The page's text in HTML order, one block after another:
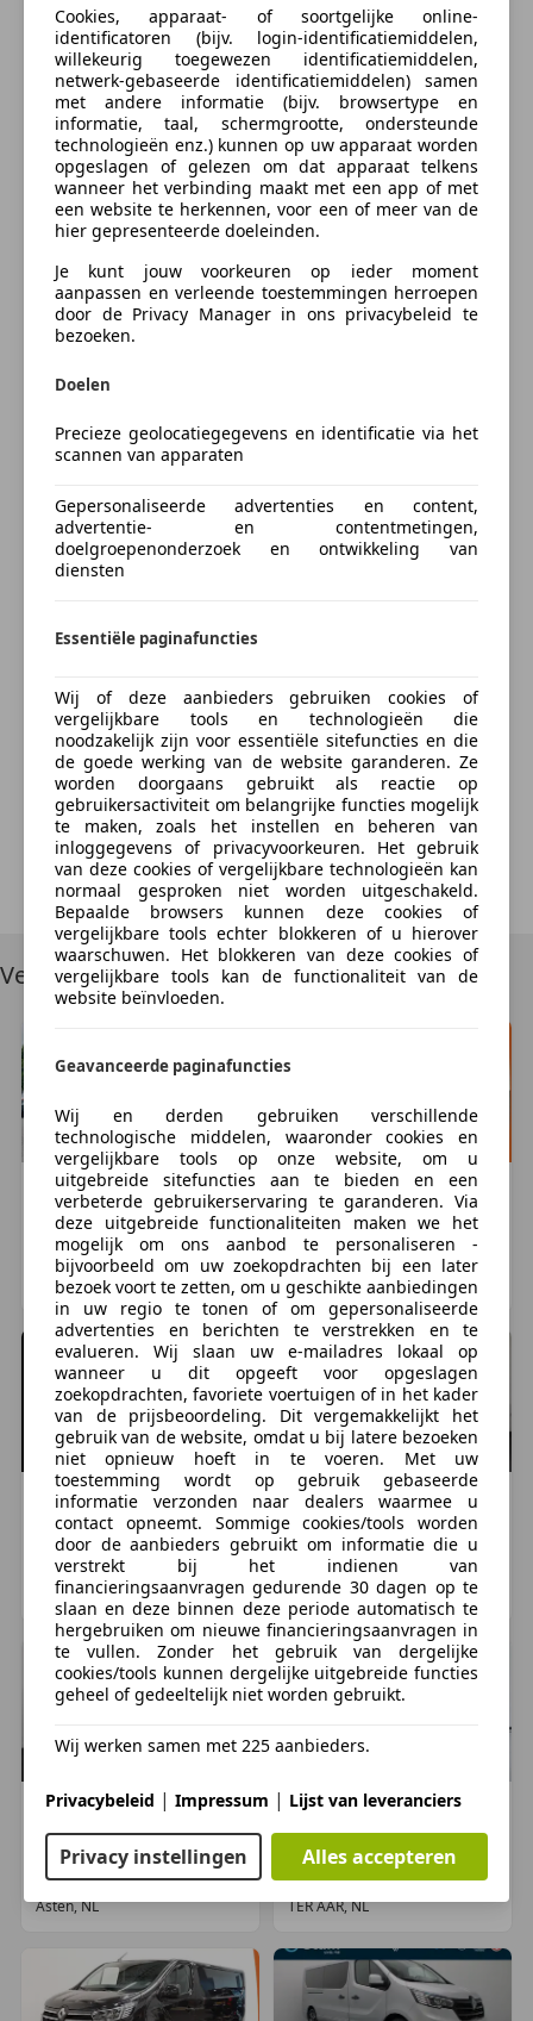
Digitale radio-ontvangst
Geheel digitaal combi-instrument
Inductieladen voor smartphones
Radio
Veiligheid en beveiliging
ABS
Airbag bestuurder
Airbag passagier
Alarm
Bandenspanningscontrole
Dagrijverlichting
Dodehoekdetectie
Grootlichtassistent
Hoofd airbag
LED dagrijverlichting
LED verlichting
Mistlampen
Startonderbreker
Traction control
Verblindingsvrij grootlicht
Verkeersbordherkenning
Vermoeidheidsdetectie
Zij-airbags
Extra
Lichtmetalen velgen (17")
Trekhaak
aanpassen, in- en ombouwen van bedrijfswagens.
Door vijf eenvoudige stappen helpt Derks
Bedrijfswagens u bij het verwerven van de ideale
bedrijfswagen voor uw onderneming:
Stap 1. Selecteer de bedrijfswagen die past bij de
onderneming;
Stap 2. Maak de bedrijfswagen compleet met opties
en accessoires die wij ook kunnen monteren;
Stap 3. Kies de gewenste aanschafvorm: Kopen,
Financial Lease, Operarional Lease, Shortleasen en
Stap 4. Sluit indien gewenst een
Stap 5. Laat het onderhoud over aan onze
gecertificeerde werkplaatsmedewerkers.
Meer informatie
Algemene informatie
Modelreeks:dec. 2023 - 2026
Technische informatie
Koppel:380 Nm
Lengte/hoogte:L2H1
Wielbasis:350 cm
Tankinhoud:80 liter
Acceleratie (0-100): 10,0 s
Topsnelheid:174 km/u
Financiële informatie
Motorrijtuigenbelasting: geen
Fabrikant: Derks Bedrijfswagens B.V. Belgenlaan 7
http://www.derksbedrijfswagens.nl
verkoop@derksbedrijfswagens.nl
Aanvullende opties en accessoires
Exterieur
Achterdeuren met ruiten
Automatische snelheids begrenzing
Buitenspiegels elektrisch inklapbaar
Buitenspiegels in carrosseriekleur
Buitenspiegels verwarmbaar
Bumpers in carrosseriekleur
LED koplampen
Ruiten rondom
Infotainment
Achteruitrijcamera
Autotelefoonvoorbereiding met bluetooth
Multimedia-voorbereiding
Interieur
Bestuurdersstoel in hoogte verstelbaar
Lendesteunen (verstelbaar)
Stuur verstelbaar
Tussenschot volledig
Voorstoelen verwarmd
Achteruitrijcamera
Airbag(s) hoofd voor
Zakelijk leasen
Bereken uw zakelijke lease!
Nu zakelijk leasen vanaf€ 679,- p/m
Vraag offerte aan
Bedrijfswagenverzekering
Bereken je premie
Something went wrong
We're sorry, but something unexpected happened.
Please try again or refresh the page.
Try Again
Vergelijkbare voertuigen
Renault Trafic
€ 42.344 1
12.125 km, 12/2024
LUNTEREN, NL
Renault Trafic
€ 45.720 1
4.857 km, 12/2024
Asten, NL
RenaultTrafic
€ 45.859
10.254 km, 12/2024
Asten, NL
RenaultTrafic
€ 42.290 1
55.496 km, 04/2024
UDEN, NL
RenaultTrafic
€ 36.893 1
17.937 km, 12/2024
Asten, NL
Renault Trafic
€ 47.130 1
TER AAR, NL
Cookies, apparaat- of soortgelijke online-
identificatoren (bijv. login-identificatiemiddelen,
willekeurig toegewezen identificatiemiddelen,
netwerk-gebaseerde identificatiemiddelen) samen
met andere informatie (bijv. browsertype en
informatie, taal, schermgrootte, ondersteunde
technologieën enz.) kunnen op uw apparaat worden
opgeslagen of gelezen om dat apparaat telkens
wanneer het verbinding maakt met een app of met
een website te herkennen, voor een of meer van de
hier gepresenteerde doeleinden.
Je kunt jouw voorkeuren op ieder moment
aanpassen en verleende toestemmingen herroepen
door de Privacy Manager in ons privacybeleid te
bezoeken.
Doelen
Precieze geolocatiegegevens en identificatie via het
scannen van apparaten
Gepersonaliseerde advertenties en content,
advertentie- en contentmetingen,
doelgroepenonderzoek en ontwikkeling van
diensten
Essentiële paginafuncties
Wij of deze aanbieders gebruiken cookies of
vergelijkbare tools en technologieën die
noodzakelijk zijn voor essentiële sitefuncties en die
de goede werking van de website garanderen. Ze
worden doorgaans gebruikt als reactie op
gebruikersactiviteit om belangrijke functies mogelijk
te maken, zoals het instellen en beheren van
inloggegevens of privacyvoorkeuren. Het gebruik
van deze cookies of vergelijkbare technologieën kan
normaal gesproken niet worden uitgeschakeld.
Bepaalde browsers kunnen deze cookies of
vergelijkbare tools echter blokkeren of u hierover
waarschuwen. Het blokkeren van deze cookies of
vergelijkbare tools kan de functionaliteit van de
website beïnvloeden.
Geavanceerde paginafuncties
Wij en derden gebruiken verschillende
technologische middelen, waaronder cookies en
vergelijkbare tools op onze website, om u
uitgebreide sitefuncties aan te bieden en een
verbeterde gebruikerservaring te garanderen. Via
deze uitgebreide functionaliteiten maken we het
mogelijk om ons aanbod te personaliseren -
bijvoorbeeld om uw zoekopdrachten bij een later
bezoek voort te zetten, om u geschikte aanbiedingen
in uw regio te tonen of om gepersonaliseerde
advertenties en berichten te verstrekken en te
evalueren. Wij slaan uw e-mailadres lokaal op
wanneer u dit opgeeft voor opgeslagen
zoekopdrachten, favoriete voertuigen of in het kader
van de prijsbeoordeling. Dit vergemakkelijkt het
gebruik van de website, omdat u bij latere bezoeken
niet opnieuw hoeft in te voeren. Met uw
toestemming wordt op gebruik gebaseerde
informatie verzonden naar dealers waarmee u
contact opneemt. Sommige cookies/tools worden
door de aanbieders gebruikt om informatie die u
verstrekt bij het indienen van
financieringsaanvragen gedurende 30 dagen op te
slaan en deze binnen deze periode automatisch te
hergebruiken om nieuwe financieringsaanvragen in
te vullen. Zonder het gebruik van dergelijke
cookies/tools kunnen dergelijke uitgebreide functies
geheel of gedeeltelijk niet worden gebruikt.
Wij werken samen met 225 aanbieders.
Privacybeleid | Impressum | Lijst van leveranciers
Privacy instellingen Alles accepteren